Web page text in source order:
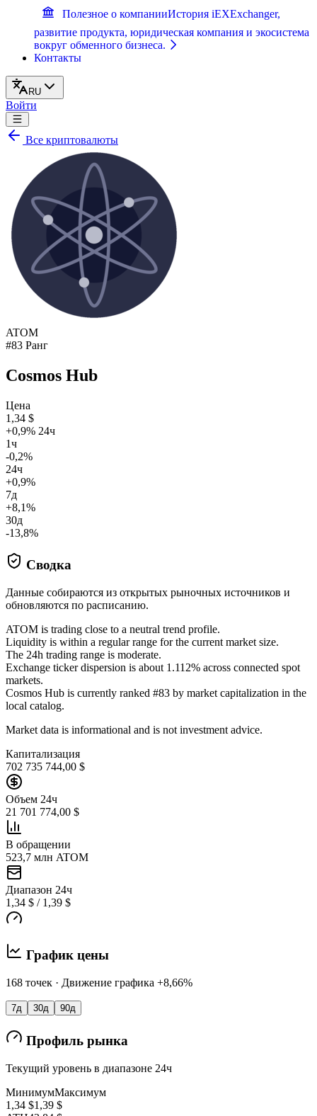
Полезное о компанииИстория iEXExchanger,
развитие продукта, юридическая компания и экосистема
вокруг обменного бизнеса.
Контакты
RU
Войти
Все криптовалюты
ATOM
#83 Ранг
Cosmos Hub
Цена
1,34 $
+0,9% 24ч
1ч
-0,2%
24ч
+0,9%
7д
+8,1%
30д
-13,8%
Сводка
Данные собираются из открытых рыночных источников и
обновляются по расписанию.
ATOM is trading close to a neutral trend profile.
Liquidity is within a regular range for the current market size.
The 24h trading range is moderate.
Exchange ticker dispersion is about 1.112% across connected spot
markets.
Cosmos Hub is currently ranked #83 by market capitalization in the
local catalog.
Market data is informational and is not investment advice.
Капитализация
702 735 744,00 $
Объем 24ч
21 701 774,00 $
В обращении
523,7 млн ATOM
Диапазон 24ч
1,34 $ / 1,39 $
График цены
168 точек · Движение графика +8,66%
7д 30д 90д
Профиль рынка
Текущий уровень в диапазоне 24ч
МинимумМаксимум
1,34 $1,39 $